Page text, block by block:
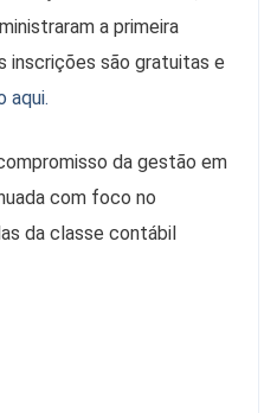
a primeira
inscrições são gratuitas e
aqui.
da gestão em
com foco no
da classe contábil